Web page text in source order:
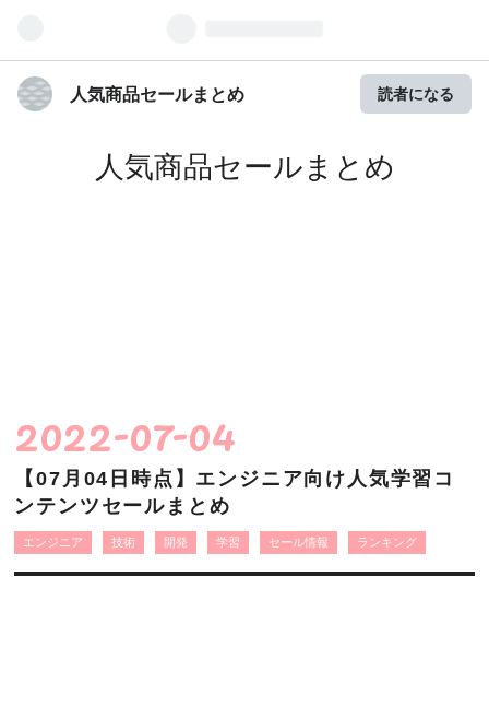
人気商品セールまとめ 読者になる
人気商品セールまとめ
2022-07-04
【07月04日時点】エンジニア向け人気学習コ
ンテンツセールまとめ
エンジニア 技術 開発 学習 セール情報 ランキング